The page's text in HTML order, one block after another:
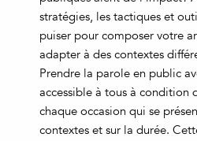
stratégies, les tactiques et
puiser pour composer votre
adapter à des contextes
Prendre la parole en public
accessible à tous à condition
chaque occasion qui se
contextes et sur la durée.